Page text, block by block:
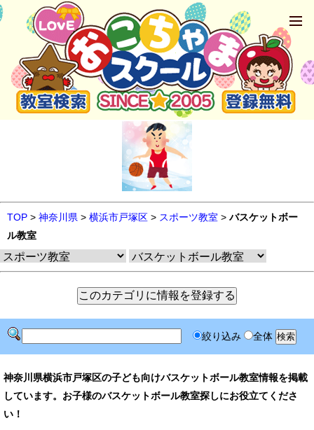
TOP > 神奈川県 > 横浜市戸塚区 > スポーツ教室 > バスケットボー
ル教室
絞り込み 全体
神奈川県横浜市戸塚区の子ども向けバスケットボール教室情報を掲載
しています。お子様のバスケットボール教室探しにお役立てくださ
い！